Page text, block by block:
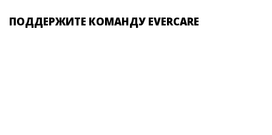
ПОДДЕРЖИТЕ КОМАНДУ EVERCARE